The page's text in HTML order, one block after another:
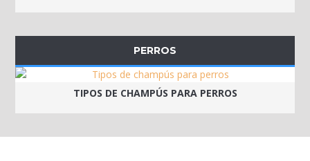
PERROS
TIPOS DE CHAMPÚS PARA PERROS